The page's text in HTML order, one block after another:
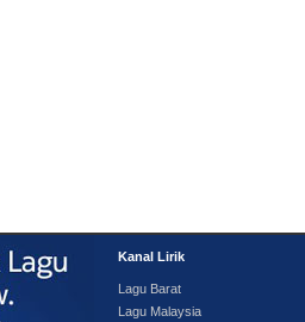
Kanal Lirik
Lagu Barat
Lagu Malaysia